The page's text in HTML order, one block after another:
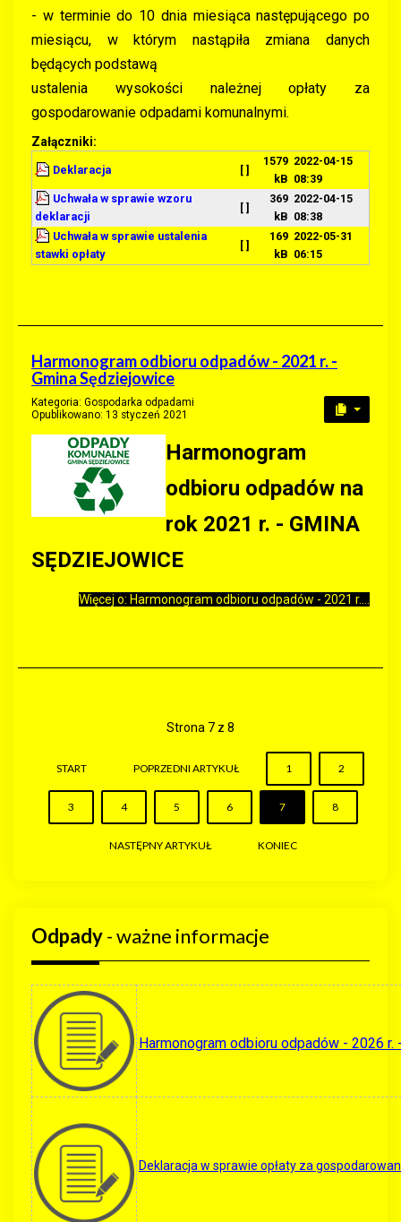
- w terminie do 10 dnia miesiąca następującego po
miesiącu, w którym nastąpiła zmiana danych
będących podstawą
ustalenia wysokości należnej opłaty za
gospodarowanie odpadami komunalnymi.
Załączniki:
Deklaracja [ ]
1579
kB
2022-04-15
08:39
Uchwała w sprawie wzoru
deklaracji
[ ]
369
kB
2022-04-15
08:38
Uchwała w sprawie ustalenia
stawki opłaty
[ ]
169
kB
2022-05-31
06:15
Harmonogram odbioru odpadów - 2021 r. -
Gmina Sędziejowice
Kategoria: Gospodarka odpadami
Opublikowano: 13 styczeń 2021
Harmonogram
odbioru odpadów na
rok 2021 r. - GMINA
SĘDZIEJOWICE
Więcej o: Harmonogram odbioru odpadów - 2021 r....
Strona 7 z 8
START POPRZEDNI ARTYKUŁ 1 2
3 4 5 6 7 8
NASTĘPNY ARTYKUŁ KONIEC
Odpady- ważne informacje
Harmonogram odbioru odpadów - 2026 r.
Deklaracja w sprawie opłaty za